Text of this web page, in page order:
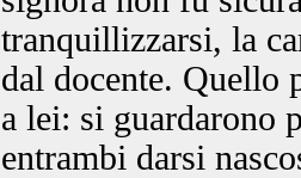
tranquillizzarsi, la
dal docente. Quello
a lei: si guardarono
entrambi darsi